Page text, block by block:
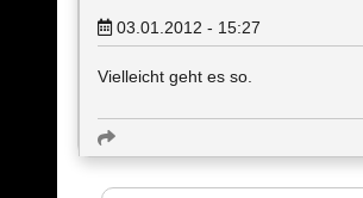
03.01.2012 - 15:27
Vielleicht geht es so.